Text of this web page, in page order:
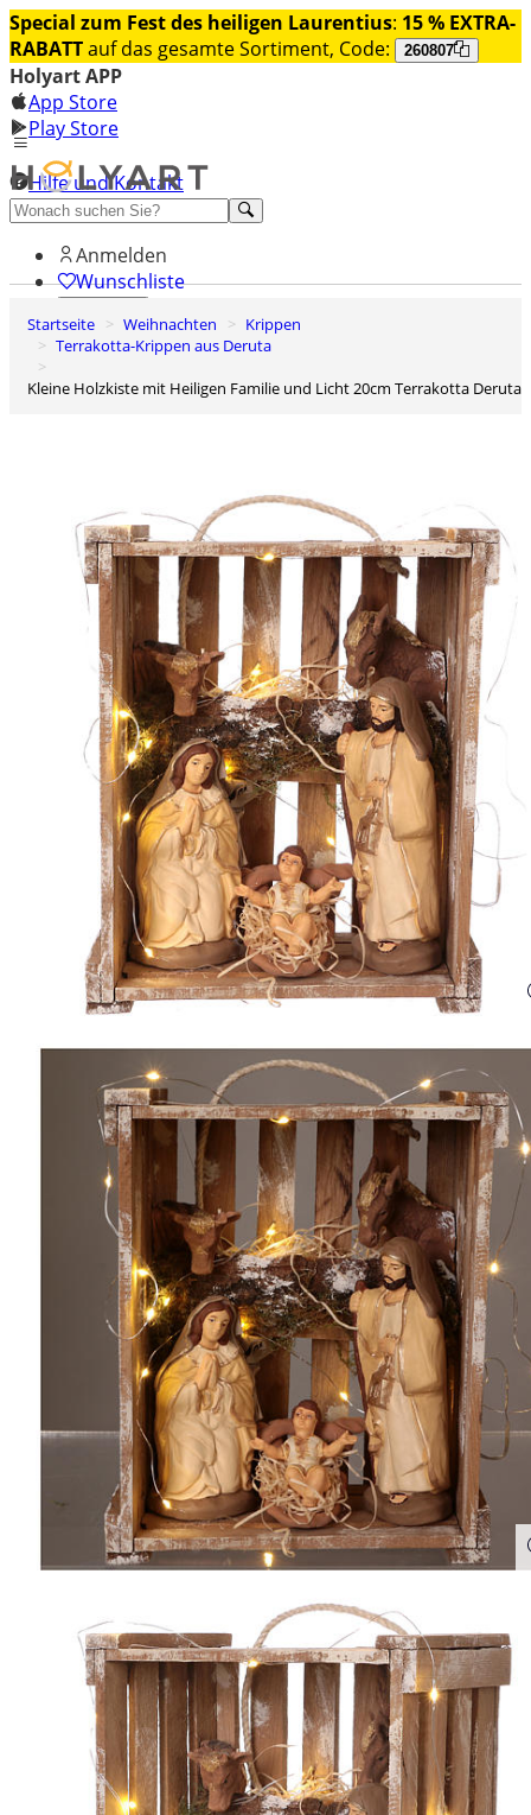
Special zum Fest des heiligen Laurentius: 15 % EXTRA-
RABATTauf das gesamte Sortiment, Code: 260807
Holyart APP
App Store
Play Store
Hilfe und Kontakt
Entdecken Sie Premium
Anmelden
Wunschliste
0
Warenkorb
Startseite Weihnachten
Krippen
Terrakotta-Krippen aus Deruta
Kleine Holzkiste mit Heiligen Familie und Licht 20cm Terrakotta Deruta